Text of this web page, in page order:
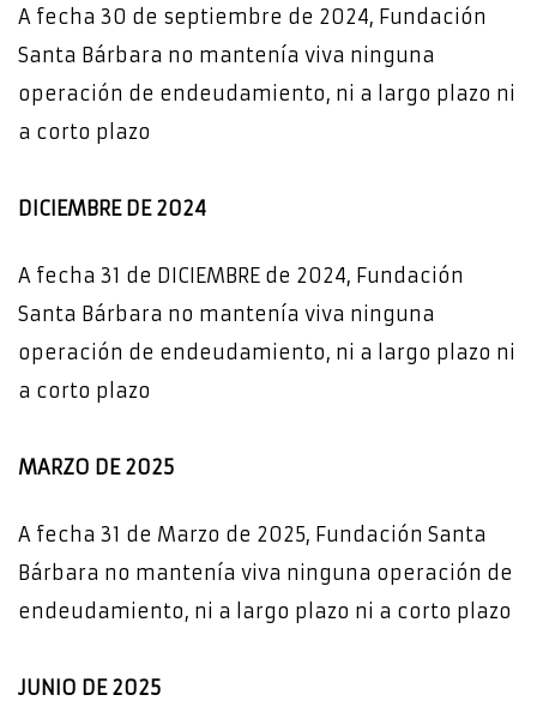
A fecha 30 de septiembre de 2024, Fundación
Santa Bárbara no mantenía viva ninguna
operación de endeudamiento, ni a largo plazo ni
a corto plazo
DICIEMBRE DE 2024
A fecha 31 de DICIEMBRE de 2024, Fundación
Santa Bárbara no mantenía viva ninguna
operación de endeudamiento, ni a largo plazo ni
a corto plazo
MARZO DE 2025
A fecha 31 de Marzo de 2025, Fundación Santa
Bárbara no mantenía viva ninguna operación de
endeudamiento, ni a largo plazo ni a corto plazo
JUNIO DE 2025